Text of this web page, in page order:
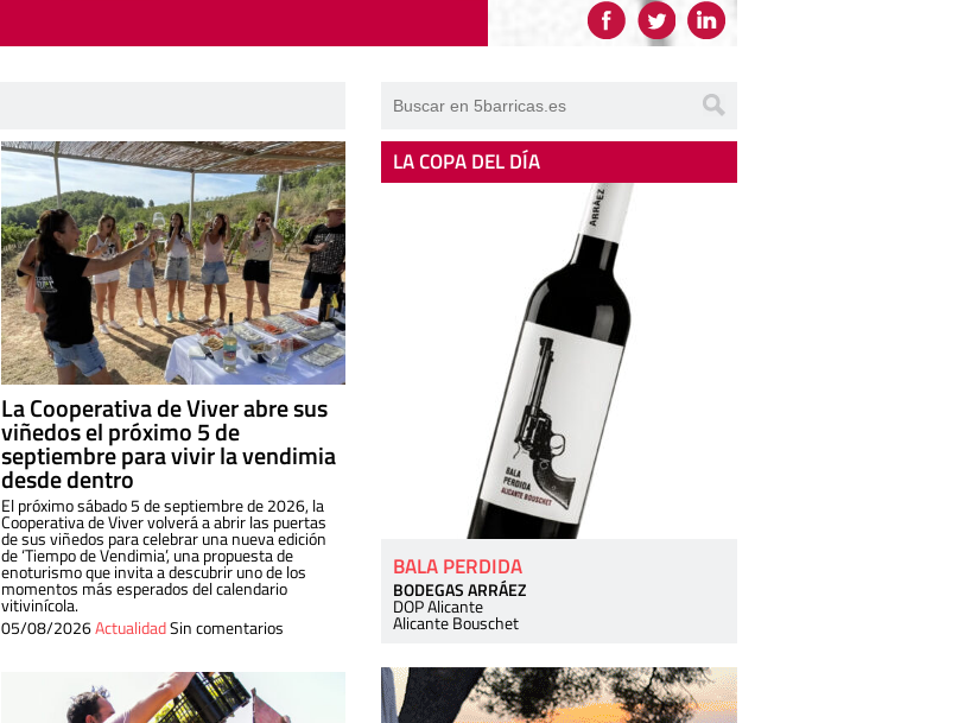
La Cooperativa de Viver abre sus
viñedos el próximo 5 de
septiembre para vivir la vendimia
desde dentro
El próximo sábado 5 de septiembre de 2026, la
Cooperativa de Viver volverá a abrir las puertas
de sus viñedos para celebrar una nueva edición
de ‘Tiempo de Vendimia’, una propuesta de
enoturismo que invita a descubrir uno de los
momentos más esperados del calendario
vitivinícola.
05/08/2026ActualidadSin comentarios
LA COPA DEL DÍA
BALA PERDIDA
BODEGAS ARRÁEZ
DOP Alicante
Alicante Bouschet